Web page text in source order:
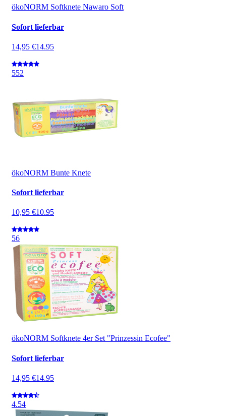
ökoNORM Softknete Nawaro Soft
Sofort lieferbar
14,95 €14.95
552
ökoNORM Bunte Knete
Sofort lieferbar
10,95 €10.95
56
ökoNORM Softknete 4er Set "Prinzessin Ecofee"
Sofort lieferbar
14,95 €14.95
4.54